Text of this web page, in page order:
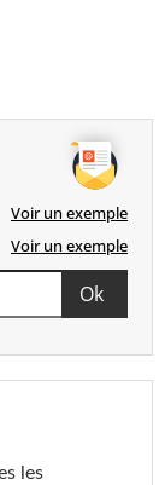
Voir un exemple
Voir un exemple
les